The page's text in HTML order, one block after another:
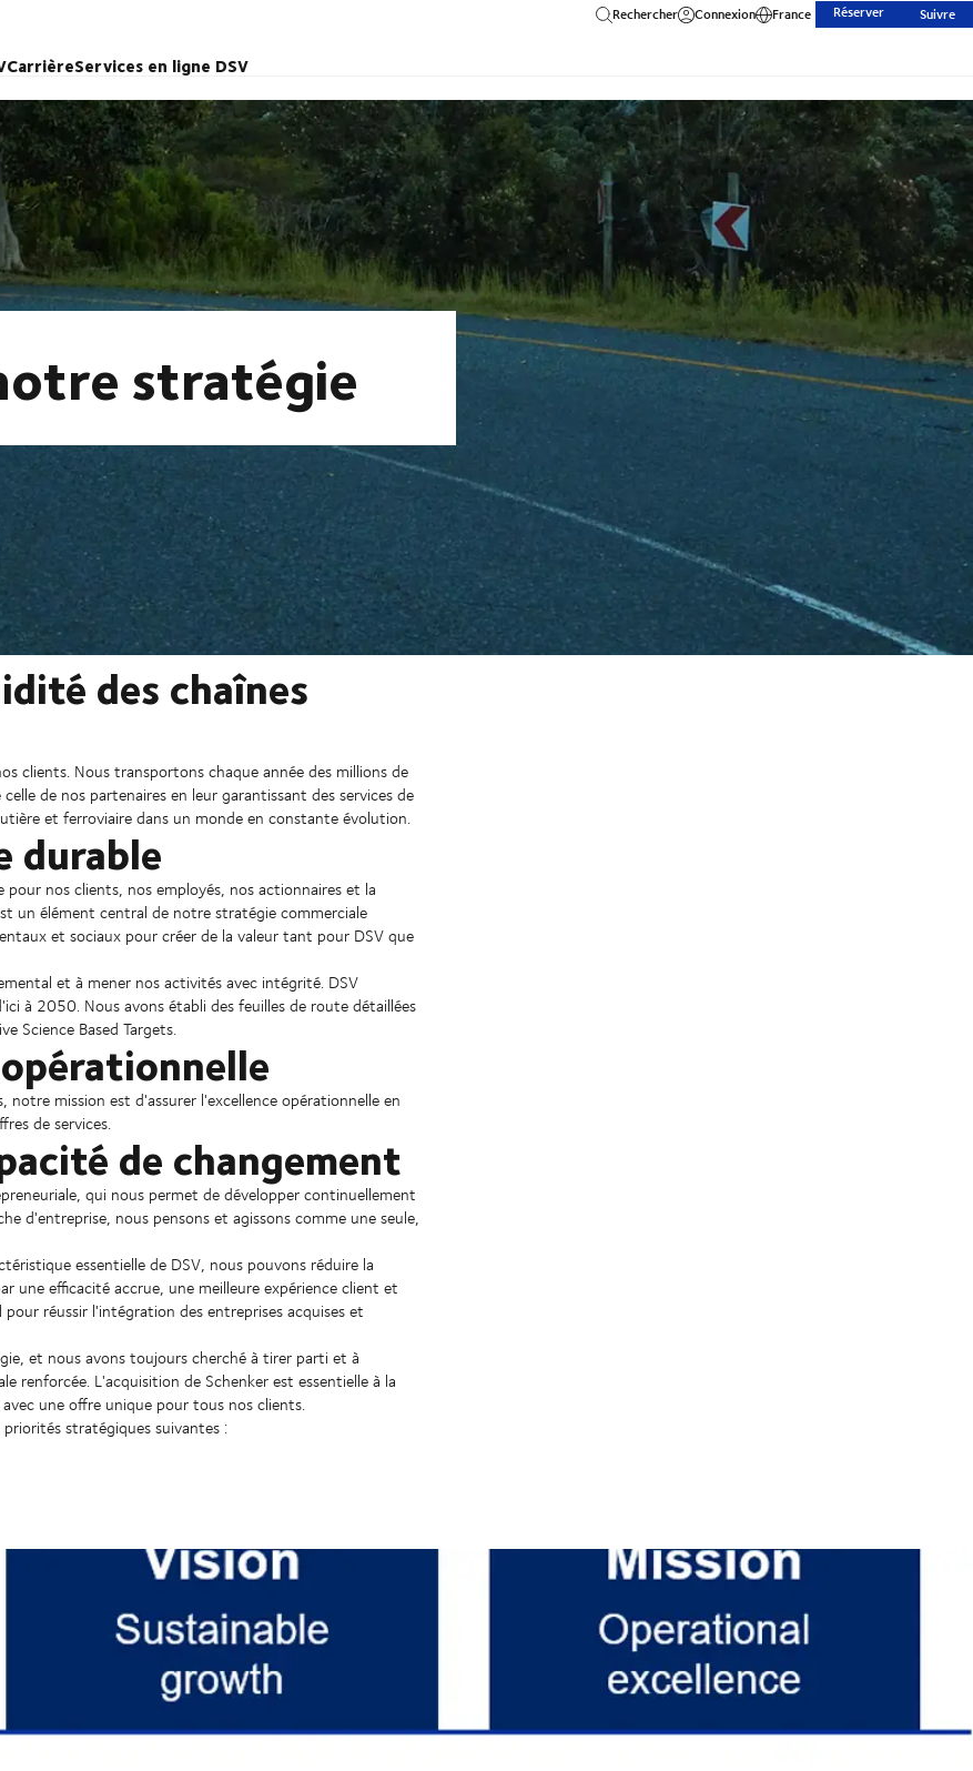
CarrièreServices en ligne DSV
Rechercher Connexion France Réserver Suivre
stratégie
des chaînes
clients. Nous transportons chaque année des millions de
de nos partenaires en leur garantissant des services de
et ferroviaire dans un monde en constante évolution.
durable
nos clients, nos employés, nos actionnaires et la
un élément central de notre stratégie commerciale
et sociaux pour créer de la valeur tant pour DSV que
et à mener nos activités avec intégrité. DSV
à 2050. Nous avons établi des feuilles de route détaillées
Science Based Targets.
mission est d'assurer l'excellence opérationnelle en
de services.
de changement
qui nous permet de développer continuellement
d'entreprise, nous pensons et agissons comme une seule,
essentielle de DSV, nous pouvons réduire la
une efficacité accrue, une meilleure expérience client et
réussir l'intégration des entreprises acquises et
et nous avons toujours cherché à tirer parti et à
renforcée. L'acquisition de Schenker est essentielle à la
une offre unique pour tous nos clients.
stratégiques suivantes :